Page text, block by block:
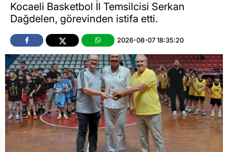
Kocaeli Basketbol İl Temsilcisi Serkan
Dağdelen, görevinden istifa etti.
2026-08-07 18:35:20